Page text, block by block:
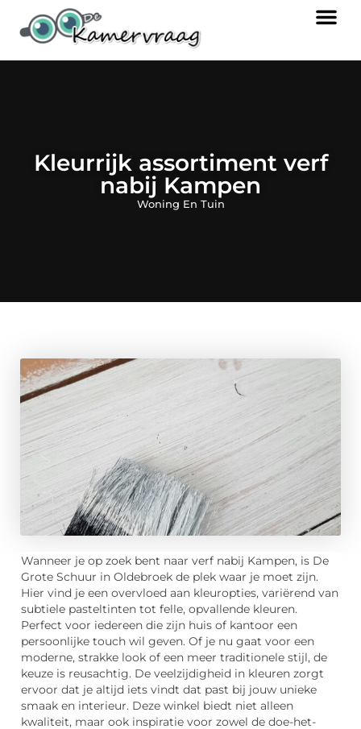
Kleurrijk assortiment verf
nabij Kampen
Woning En Tuin
Wanneer je op zoek bent naar verf nabij Kampen, is De
Grote Schuur in Oldebroek de plek waar je moet zijn.
Hier vind je een overvloed aan kleuropties, variërend van
subtiele pasteltinten tot felle, opvallende kleuren.
Perfect voor iedereen die zijn huis of kantoor een
persoonlijke touch wil geven. Of je nu gaat voor een
moderne, strakke look of een meer traditionele stijl, de
keuze is reusachtig. De veelzijdigheid in kleuren zorgt
ervoor dat je altijd iets vindt dat past bij jouw unieke
smaak en interieur. Deze winkel biedt niet alleen
kwaliteit, maar ook inspiratie voor zowel de doe-het-